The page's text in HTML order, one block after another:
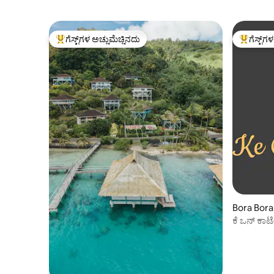
ಗೆಸ್ಟ್‌ಗಳಿಗೆ ಅತಿ ಹೆಚ್ಚು ಅಚ್ಚುಮೆಚ್ಚಿನದು
ಗೆಸ್ಟ್‌ಗಳ ಅಚ್ಚುಮೆಚ್ಚಿನದು ಗೆಸ್ಟ್‌ಗಳಿಗೆ
Bora
ಕೆ ಒನ್